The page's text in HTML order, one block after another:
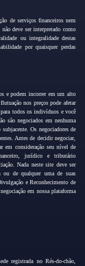
de serviços financeiros nem
deve ser interpretado como
ou integralidade destas
por quaisquer perdas
e podem incorrer em um alto
nos preços pode afetar
todos os indivíduos e você
são negociados em nenhuma
Os negociadores de
Antes de decidir negociar,
em consideração seu nível de
jurídico e tributário
Nada neste site deve ser
ou de qualquer uma de suas
e Reconhecimento de
em nossa plataforma
registrada no Rés-do-chão,